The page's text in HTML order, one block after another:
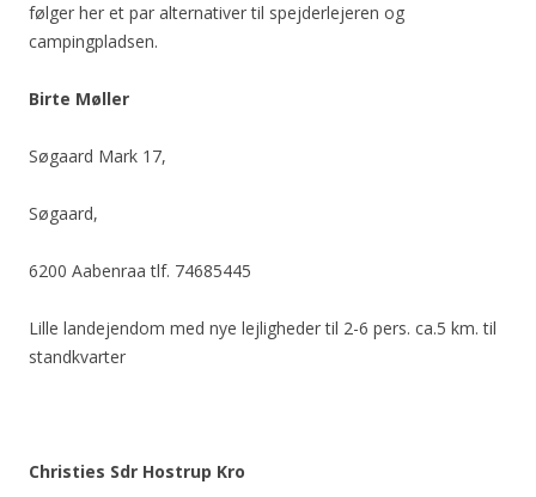
følger her et par alternativer til spejderlejeren og
campingpladsen.
Birte Møller
Søgaard Mark 17,
Søgaard,
6200 Aabenraa tlf. 74685445
Lille landejendom med nye lejligheder til 2-6 pers. ca.5 km. til
standkvarter
Christies Sdr Hostrup Kro